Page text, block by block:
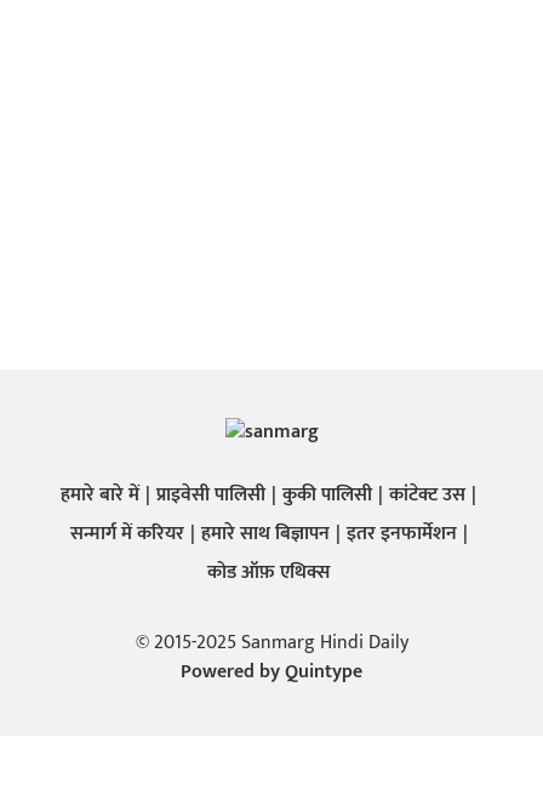
हमारे बारे में प्राइवेसी पालिसी कुकी पालिसी कांटेक्ट उस
सन्मार्ग में करियर हमारे साथ बिज्ञापन इतर इनफार्मेशन
कोड ऑफ़ एथिक्स
© 2015-2025 Sanmarg Hindi Daily
Powered byQuintype